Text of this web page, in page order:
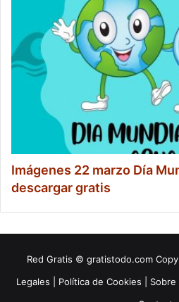
Imágenes 22 marzo Día
descargar gratis
Red Gratis © gratistodo.com
Legales
Política de Cookies